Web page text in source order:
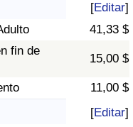
[Editar]
41,33 $
fin de
15,00 $
11,00 $
[Editar]